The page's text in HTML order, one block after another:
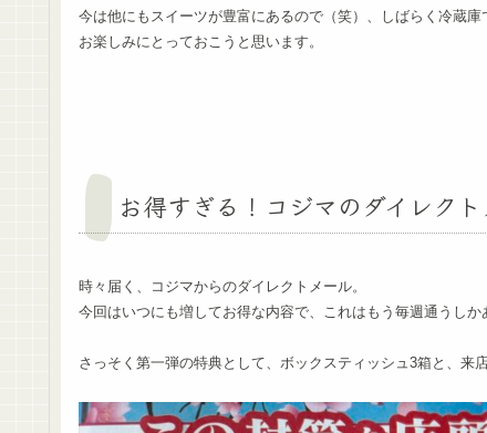
今は他にもスイーツが豊富にあるので（笑）、しばらく冷蔵庫
お楽しみにとっておこうと思います。
お得すぎる！コジマのダイレク
時々届く、コジマからのダイレクトメール。
今回はいつにも増してお得な内容で、これはもう毎週通うしか
さっそく第一弾の特典として、ボックスティッシュ3箱と、来